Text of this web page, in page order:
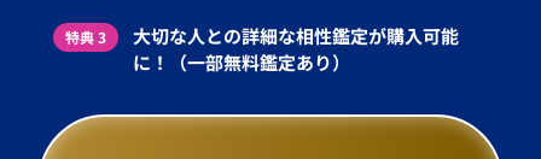
特典 3
大切な人との詳細な相性鑑定が購入可能
に！（一部無料鑑定あり）